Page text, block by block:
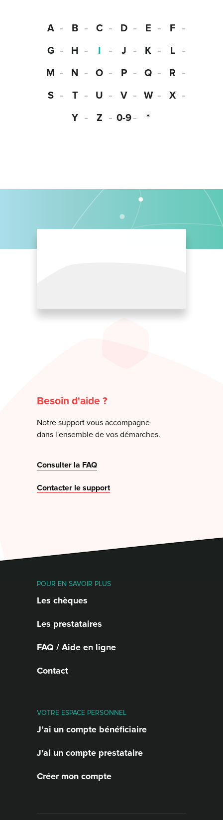
A B C D E
F
G
H I J K
L
M
N O P Q
R
S
T U V W
X
Y
Z 0-9 *
Besoin d'aide ?
Notre support vous accompagne
dans l'ensemble de vos démarches.
Consulter la FAQ
Contacter le support
POUR EN SAVOIR PLUS
Les chèques
Les prestataires
FAQ / Aide en ligne
Contact
VOTRE ESPACE PERSONNEL
J’ai un compte bénéficiaire
J'ai un compte prestataire
Créer mon compte